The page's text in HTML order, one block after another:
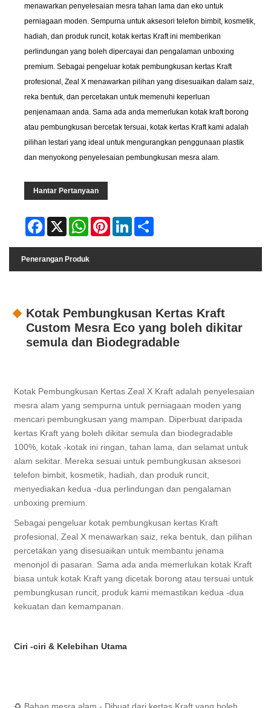
menawarkan penyelesaian mesra tahan lama dan eko untuk
perniagaan moden. Sempurna untuk aksesori telefon bimbit, kosmetik,
hadiah, dan produk runcit, kotak kertas Kraft ini memberikan
perlindungan yang boleh dipercayai dan pengalaman unboxing
premium. Sebagai pengeluar kotak pembungkusan kertas Kraft
profesional, Zeal X menawarkan pilihan yang disesuaikan dalam saiz,
reka bentuk, dan percetakan untuk memenuhi keperluan
penjenamaan anda. Sama ada anda memerlukan kotak kraft borong
atau pembungkusan bercetak tersuai, kotak kertas Kraft kami adalah
pilihan lestari yang ideal untuk mengurangkan penggunaan plastik
dan menyokong penyelesaian pembungkusan mesra alam.
Hantar Pertanyaan
Facebook
X WhatsAppPinterestLinkedIn
Penerangan Produk
Kotak Pembungkusan Kertas Kraft
Custom Mesra Eco yang boleh dikitar
semula dan Biodegradable
Kotak Pembungkusan Kertas Zeal X Kraft adalah penyelesaian
mesra alam yang sempurna untuk perniagaan moden yang
mencari pembungkusan yang mampan. Diperbuat daripada
kertas Kraft yang boleh dikitar semula dan biodegradable
100%, kotak -kotak ini ringan, tahan lama, dan selamat untuk
alam sekitar. Mereka sesuai untuk pembungkusan aksesori
telefon bimbit, kosmetik, hadiah, dan produk runcit,
menyediakan kedua -dua perlindungan dan pengalaman
unboxing premium.
Sebagai pengeluar kotak pembungkusan kertas Kraft
profesional, Zeal X menawarkan saiz, reka bentuk, dan pilihan
percetakan yang disesuaikan untuk membantu jenama
menonjol di pasaran. Sama ada anda memerlukan kotak Kraft
biasa untuk kotak Kraft yang dicetak borong atau tersuai untuk
pembungkusan runcit, produk kami memastikan kedua -dua
kekuatan dan kemampanan.
Ciri -ciri & Kelebihan Utama